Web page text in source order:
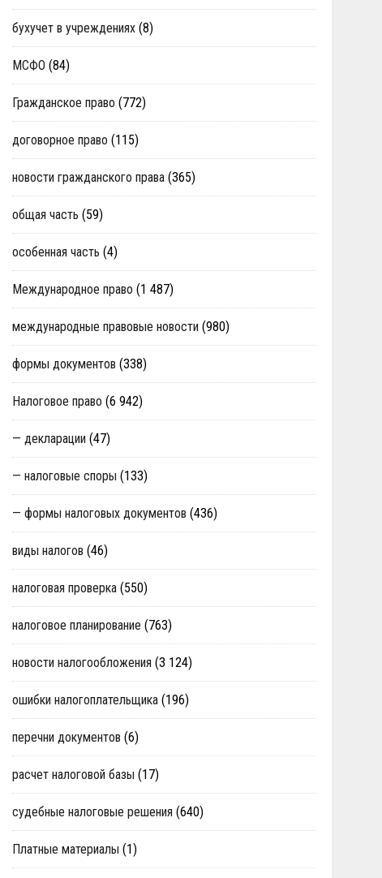
бухучет в учреждениях (8)
МСФО (84)
Гражданское право (772)
договорное право (115)
новости гражданского права (365)
общая часть (59)
особенная часть (4)
Международное право (1 487)
международные правовые новости (980)
формы документов (338)
Налоговое право (6 942)
— декларации (47)
— налоговые споры (133)
— формы налоговых документов (436)
виды налогов (46)
налоговая проверка (550)
налоговое планирование (763)
новости налогообложения (3 124)
ошибки налогоплательщика (196)
перечни документов (6)
расчет налоговой базы (17)
судебные налоговые решения (640)
Платные материалы (1)